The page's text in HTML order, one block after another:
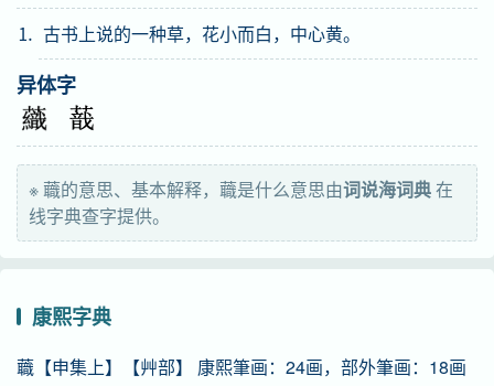
⒈ 古书上说的一种草，花小而白，中心黄。
异体字
※ 蘵的意思、基本解释，蘵是什么意思由词说海词典在
线字典查字提供。
康熙字典
蘵【申集上】【艸部】 康熙筆画：24画，部外筆画：18画